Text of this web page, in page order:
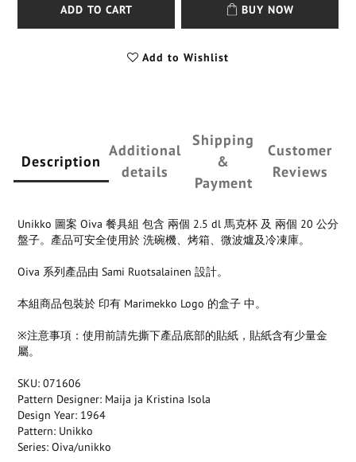
ADD TO CART BUY NOW
Add to Wishlist
Description
Additional
details
Shipping
&
Payment
Customer
Reviews
Unikko 圖案 Oiva 餐具組 包含 兩個 2.5 dl 馬克杯 及 兩個 20 公分
盤子。產品可安全使用於 洗碗機、烤箱、微波爐及冷凍庫。
Oiva 系列產品由 Sami Ruotsalainen 設計。
本組商品包裝於 印有 Marimekko Logo 的盒子 中。
※注意事項：使用前請先撕下產品底部的貼紙，貼紙含有少量金
屬。
SKU: 071606
Pattern Designer: Maija ja Kristina Isola
Design Year: 1964
Pattern: Unikko
Series: Oiva/unikko